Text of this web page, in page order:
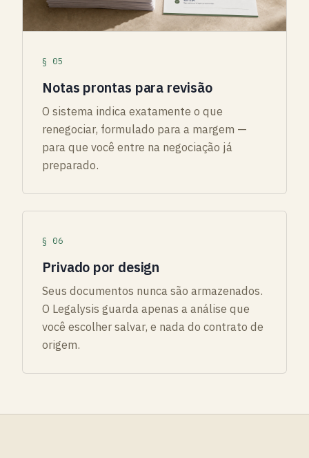
§ 05
Notas prontas para revisão
O sistema indica exatamente o que
renegociar, formulado para a margem —
para que você entre na negociação já
preparado.
§ 06
Privado por design
Seus documentos nunca são armazenados.
O Legalysis guarda apenas a análise que
você escolher salvar, e nada do contrato de
origem.